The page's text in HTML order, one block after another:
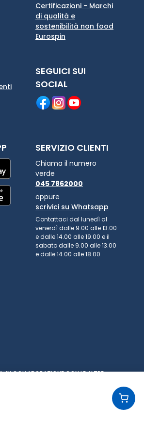
Certificazioni - Marchi
di qualità e
sostenibilità non food
Eurospin
SEGUICI SUI
SOCIAL
SERVIZIO CLIENTI
Chiama il numero
verde
045 7862000
oppure
scrivici su Whatsapp
Contattaci dal lunedì al
venerdì dalle 9.00 alle 13.00
e dalle 14.00 alle 19.00 e il
sabato dalle 9.00 alle 13.00
e dalle 14.00 alle 18.00
IN COLLABORAZIONE CON LE ALTRE
- VIA CAMPALTO 3/D - 37036 SAN
(VR) - FAX +39 045 8782333 - PARTITA